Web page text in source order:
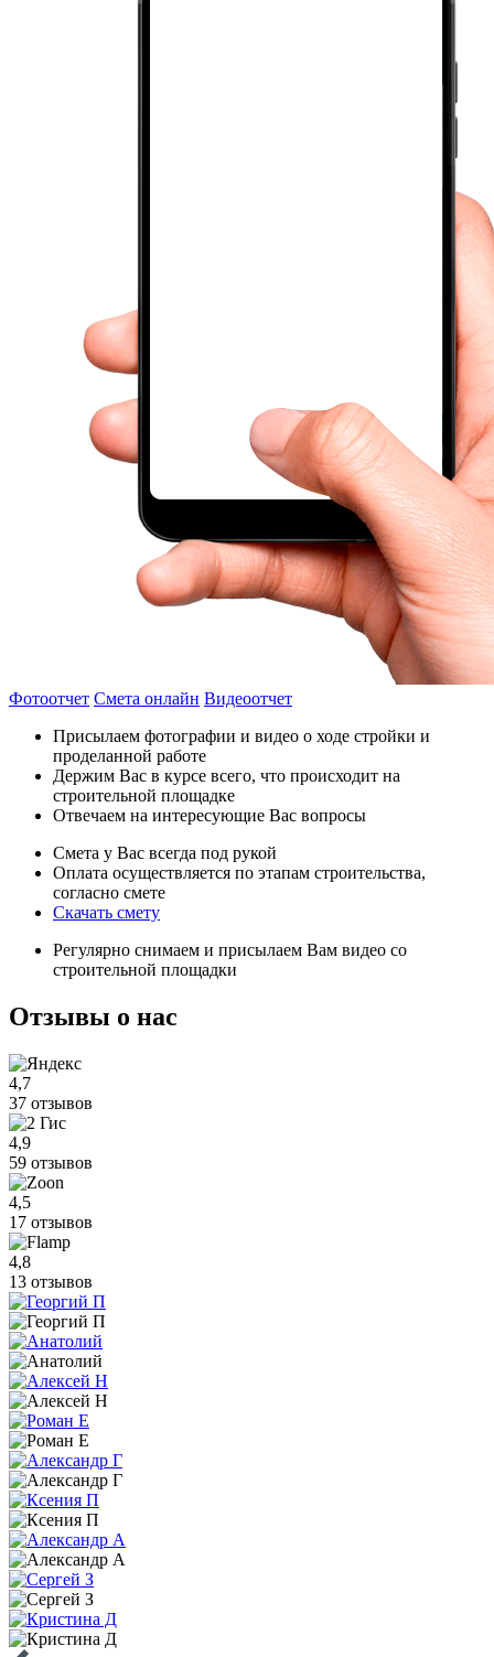
Фотоотчет Смета онлайн Видеоотчет
Присылаем фотографии и видео о ходе стройки и
проделанной работе
Держим Вас в курсе всего, что происходит на
строительной площадке
Отвечаем на интересующие Вас вопросы
Смета у Вас всегда под рукой
Оплата осуществляется по этапам строительства,
согласно смете
Скачать смету
Регулярно снимаем и присылаем Вам видео со
строительной площадки
Отзывы о нас
4,7
37 отзывов
4,9
59 отзывов
4,5
17 отзывов
4,8
13 отзывов